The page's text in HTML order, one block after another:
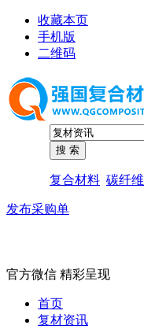
收藏本页
手机版
二维码
复合材料 碳纤维
发布采购单
官方微信 精彩呈现
首页
复材资讯